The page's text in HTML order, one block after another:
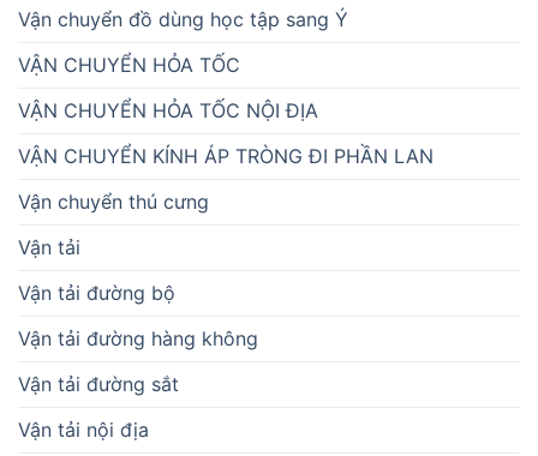
Vận chuyển đồ dùng học tập sang Ý
VẬN CHUYỂN HỎA TỐC
VẬN CHUYỂN HỎA TỐC NỘI ĐỊA
VẬN CHUYỂN KÍNH ÁP TRÒNG ĐI PHẦN LAN
Vận chuyển thú cưng
Vận tải
Vận tải đường bộ
Vận tải đường hàng không
Vận tải đường sắt
Vận tải nội địa